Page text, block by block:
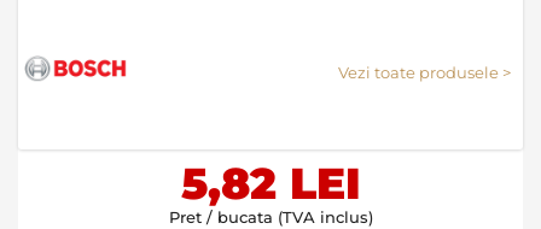
the
beginning
images
Vezi toate produsele >
5,82 LEI
Pret / bucata (TVA inclus)